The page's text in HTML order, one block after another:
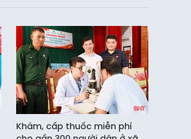
Khám, cấp thuốc miễn phí